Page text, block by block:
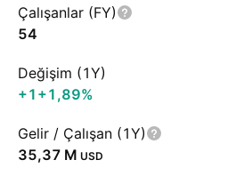
Çalışanlar (FY)
54
Değişim (1Y)
+1 +1,89%
Gelir / Çalışan (1Y)
‪35,37 M‬ USD